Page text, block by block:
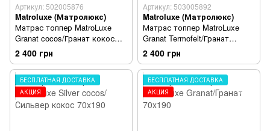
Артикул: 502005876
Matroluxe (Матролюкс)
Матрас топпер MatroLuxe
Granat cocos/Гранат кокос
70x190
2 400 грн
Артикул: 503005892
Matroluxe (Матролюкс)
Матрас топпер MatroLuxe
Granat Termofelt/Гранат
термофелт 70x190
2 400 грн
БЕСПЛАТНАЯ ДОСТАВКА
АКЦИЯ
БЕСПЛАТНАЯ ДОСТАВКА
АКЦИЯ